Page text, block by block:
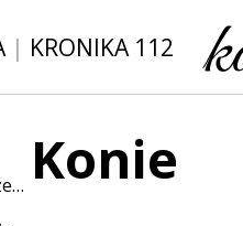
| KRONIKA 112
Konie